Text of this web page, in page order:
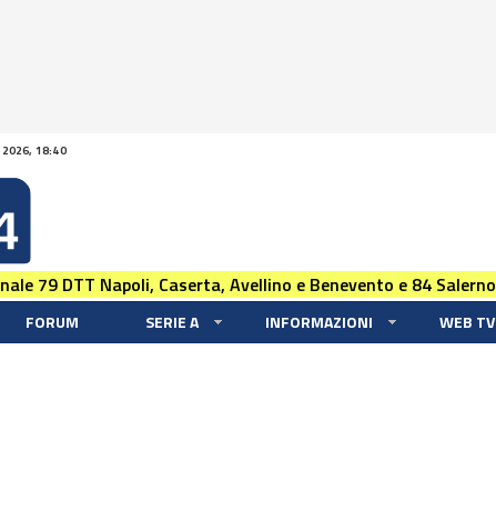
18:40
79 DTT Napoli, Caserta, Avellino e Benevento e 84 Salerno
FORUM SERIE A INFORMAZIONI WEB TV